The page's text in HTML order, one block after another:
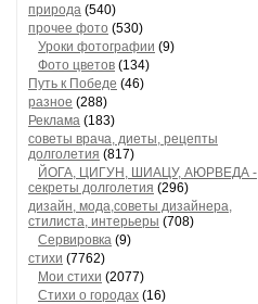
природа (540)
прочее фото (530)
Уроки фотографии (9)
Фото цветов (134)
Путь к Победе (46)
разное (288)
Реклама (183)
советы врача, диеты, рецепты
долголетия (817)
ЙОГА, ЦИГУН, ШИАЦУ, АЮРВЕДА -
секреты долголетия (296)
дизайн, мода,советы дизайнера,
стилиста, интерьеры (708)
Сервировка (9)
стихи (7762)
Мои стихи (2077)
Стихи о городах (16)